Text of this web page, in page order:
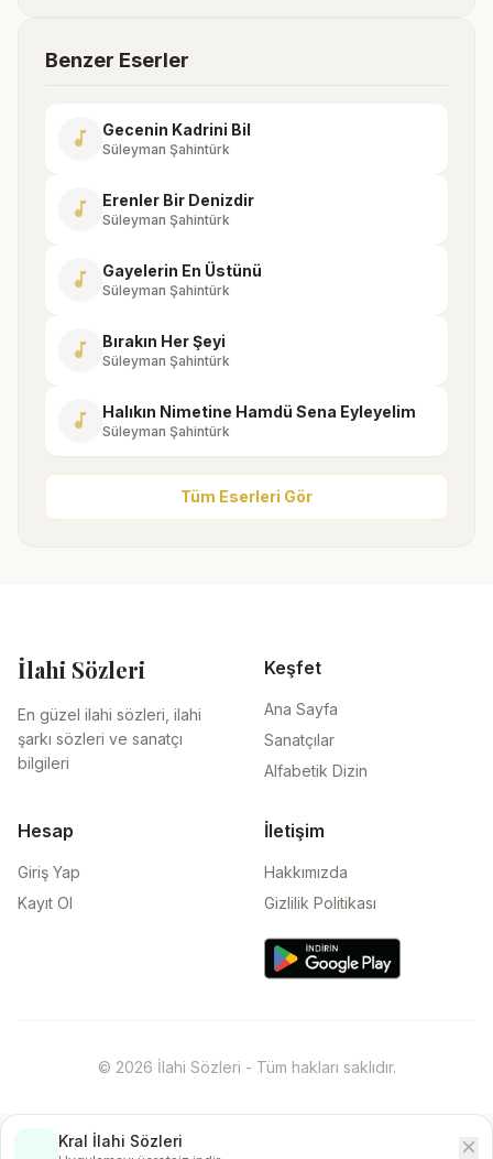
Benzer Eserler
music_note Gecenin Kadrini Bil
Süleyman Şahintürk
music_note Erenler Bir Denizdir
Süleyman Şahintürk
music_note Gayelerin En Üstünü
Süleyman Şahintürk
music_note Bırakın Her Şeyi
Süleyman Şahintürk
music_note Halıkın Nimetine Hamdü Sena Eyleyelim
Süleyman Şahintürk
Tüm Eserleri Gör
İlahi Sözleri
En güzel ilahi sözleri, ilahi
şarkı sözleri ve sanatçı
bilgileri
Keşfet
Ana Sayfa
Sanatçılar
Alfabetik Dizin
Hesap
Giriş Yap
Kayıt Ol
İletişim
Hakkımızda
Gizlilik Politikası
© 2026 İlahi Sözleri - Tüm hakları saklıdır.
Kral İlahi Sözleri close